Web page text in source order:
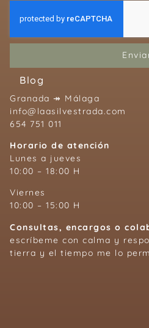
Blog
Granada ↠ Málaga
info@laasilvestrada.com
654 751 011
Horario de atención
Lunes a jueves
10:00 – 18:00 H
Viernes
10:00 – 15:00 H
Consultas, encargos o
escríbeme con calma y
tierra y el tiempo me lo